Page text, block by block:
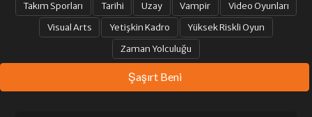
Takım Sporları
Tarihi Uzay Vampir
Video Oyunları
Visual Arts
Yetişkin Kadro
Yüksek Riskli Oyun
Zaman Yolculuğu
Şaşırt Beni